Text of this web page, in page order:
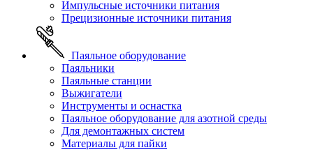
Импульсные источники питания
Прецизионные источники питания
Паяльное оборудование
Паяльники
Паяльные станции
Выжигатели
Инструменты и оснастка
Паяльное оборудование для азотной среды
Для демонтажных систем
Материалы для пайки